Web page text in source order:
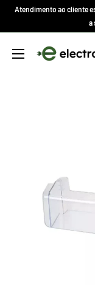
Atendimento ao cliente
a
Electrotodo.es